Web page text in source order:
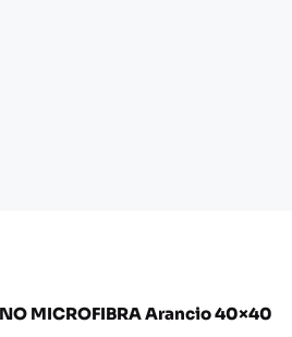
MICROFIBRA Arancio 40×40